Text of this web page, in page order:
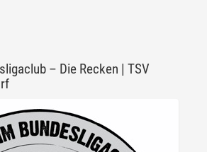
– Die Recken | TSV